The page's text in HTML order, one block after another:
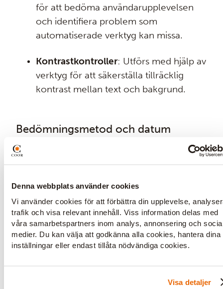
Denna webbplats använder cookies
Vi använder cookies för att förbättra din upplevelse,
trafik och visa relevant innehåll. Viss information delas med
våra samarbetspartners inom analys, annonsering och
medier. Du kan välja att godkänna alla cookies, hantera dina
inställningar eller endast tillåta nödvändiga cookies.
Visa detaljer
för att bedöma användarupplevelsen
och identifiera problem som
automatiserade verktyg kan missa.
Kontrastkontroller: Utförs med hjälp av
verktyg för att säkerställa tillräcklig
kontrast mellan text och bakgrund.
Bedömningsmetod och datum
Senaste utvärderingen av våra webbplatsers
Framtida förbättring
Vi planerar att utforska följande områden för
att ytterligare förbättra tillgängligheten på
Förbättra användarupplevelsen